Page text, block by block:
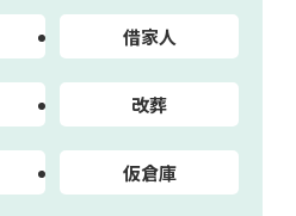
借家人
改葬
仮倉庫